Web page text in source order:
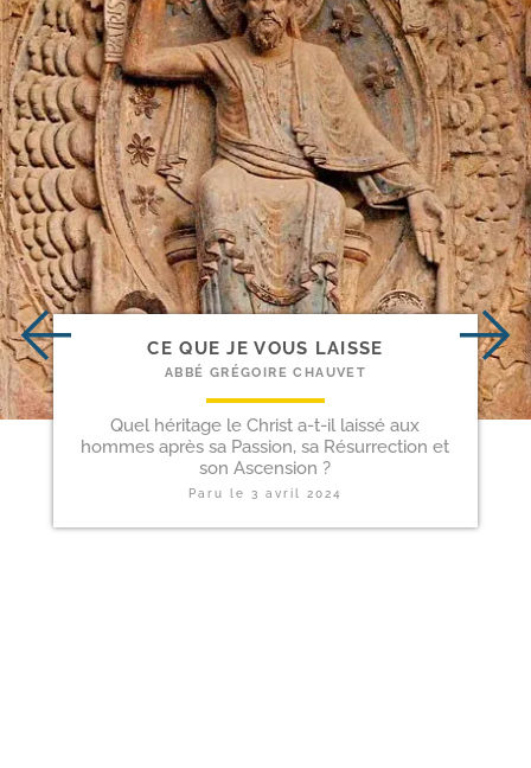
CE QUE JE VOUS LAISSE
ABBÉ GRÉGOIRE CHAUVET
Quel héritage le Christ a-t-il laissé aux
hommes après sa Passion, sa Résurrection et
son Ascension ?
Paru le 3 avril 2024